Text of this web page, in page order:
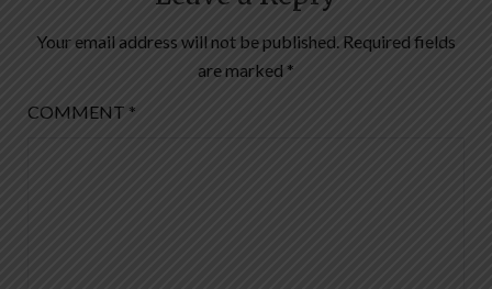
Your email address will not be published. Required fields
are marked *
COMMENT *